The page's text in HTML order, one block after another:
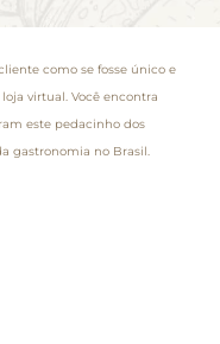
como se fosse único e
virtual. Você encontra
este pedacinho dos
gastronomia no Brasil.